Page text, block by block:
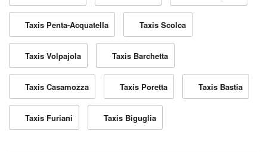
Taxis Penta-Acquatella Taxis Scolca
Taxis Volpajola Taxis Barchetta
Taxis Casamozza Taxis Poretta Taxis Bastia
Taxis Furiani Taxis Biguglia